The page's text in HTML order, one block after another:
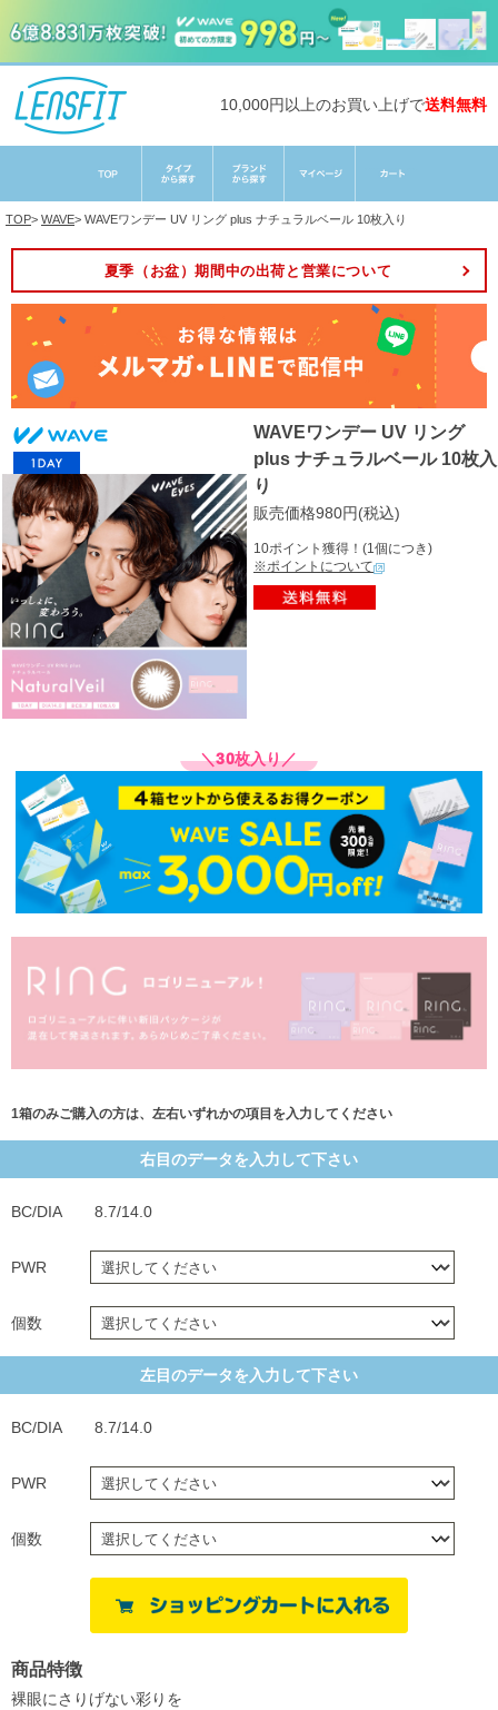
10,000円以上のお買い上げで送料無料
TOP> WAVE> WAVEワンデー UV リング plus ナチュラルベール 10枚入り
夏季（お盆）期間中の出荷と営業について
WAVEワンデー UV リング
plus ナチュラルベール 10枚入
り
販売価格980円(税込)
10ポイント獲得！(1個につき)
※ポイントについて
＼30枚入り／
1箱のみご購入の方は、左右いずれかの項目を入力してください
右目のデータを入力して下さい
BC/DIA 8.7/14.0
PWR
個数
左目のデータを入力して下さい
BC/DIA 8.7/14.0
PWR
個数
商品特徴
裸眼にさりげない彩りを